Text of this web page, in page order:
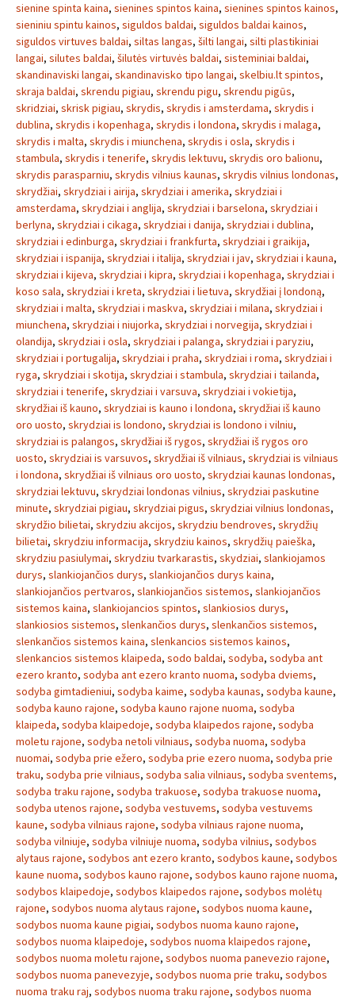
sienine spinta kaina, sienines spintos kaina, sienines spintos kainos,
sieniniu spintu kainos, siguldos baldai, siguldos baldai kainos,
siguldos virtuves baldai, siltas langas, šilti langai, silti plastikiniai
langai, silutes baldai, šilutės virtuvės baldai, sisteminiai baldai,
skandinaviski langai, skandinavisko tipo langai, skelbiu.lt spintos,
skraja baldai, skrendu pigiau, skrendu pigu, skrendu pigūs,
skridziai, skrisk pigiau, skrydis, skrydis i amsterdama, skrydis i
dublina, skrydis i kopenhaga, skrydis i londona, skrydis i malaga,
skrydis i malta, skrydis i miunchena, skrydis i osla, skrydis i
stambula, skrydis i tenerife, skrydis lektuvu, skrydis oro balionu,
skrydis parasparniu, skrydis vilnius kaunas, skrydis vilnius londonas,
skrydžiai, skrydziai i airija, skrydziai i amerika, skrydziai i
amsterdama, skrydziai i anglija, skrydziai i barselona, skrydziai i
berlyna, skrydziai i cikaga, skrydziai i danija, skrydziai i dublina,
skrydziai i edinburga, skrydziai i frankfurta, skrydziai i graikija,
skrydziai i ispanija, skrydziai i italija, skrydziai i jav, skrydziai i kauna,
skrydziai i kijeva, skrydziai i kipra, skrydziai i kopenhaga, skrydziai i
koso sala, skrydziai i kreta, skrydziai i lietuva, skrydžiai į londoną,
skrydziai i malta, skrydziai i maskva, skrydziai i milana, skrydziai i
miunchena, skrydziai i niujorka, skrydziai i norvegija, skrydziai i
olandija, skrydziai i osla, skrydziai i palanga, skrydziai i paryziu,
skrydziai i portugalija, skrydziai i praha, skrydziai i roma, skrydziai i
ryga, skrydziai i skotija, skrydziai i stambula, skrydziai i tailanda,
skrydziai i tenerife, skrydziai i varsuva, skrydziai i vokietija,
skrydžiai iš kauno, skrydziai is kauno i londona, skrydžiai iš kauno
oro uosto, skrydziai is londono, skrydziai is londono i vilniu,
skrydziai is palangos, skrydžiai iš rygos, skrydžiai iš rygos oro
uosto, skrydziai is varsuvos, skrydžiai iš vilniaus, skrydziai is vilniaus
i londona, skrydžiai iš vilniaus oro uosto, skrydziai kaunas londonas,
skrydziai lektuvu, skrydziai londonas vilnius, skrydziai paskutine
minute, skrydziai pigiau, skrydziai pigus, skrydziai vilnius londonas,
skrydžio bilietai, skrydziu akcijos, skrydziu bendroves, skrydžių
bilietai, skrydziu informacija, skrydziu kainos, skrydžių paieška,
skrydziu pasiulymai, skrydziu tvarkarastis, skydziai, slankiojamos
durys, slankiojančios durys, slankiojančios durys kaina,
slankiojančios pertvaros, slankiojančios sistemos, slankiojančios
sistemos kaina, slankiojancios spintos, slankiosios durys,
slankiosios sistemos, slenkančios durys, slenkančios sistemos,
slenkančios sistemos kaina, slenkancios sistemos kainos,
slenkancios sistemos klaipeda, sodo baldai, sodyba, sodyba ant
ezero kranto, sodyba ant ezero kranto nuoma, sodyba dviems,
sodyba gimtadieniui, sodyba kaime, sodyba kaunas, sodyba kaune,
sodyba kauno rajone, sodyba kauno rajone nuoma, sodyba
klaipeda, sodyba klaipedoje, sodyba klaipedos rajone, sodyba
moletu rajone, sodyba netoli vilniaus, sodyba nuoma, sodyba
nuomai, sodyba prie ežero, sodyba prie ezero nuoma, sodyba prie
traku, sodyba prie vilniaus, sodyba salia vilniaus, sodyba sventems,
sodyba traku rajone, sodyba trakuose, sodyba trakuose nuoma,
sodyba utenos rajone, sodyba vestuvems, sodyba vestuvems
kaune, sodyba vilniaus rajone, sodyba vilniaus rajone nuoma,
sodyba vilniuje, sodyba vilniuje nuoma, sodyba vilnius, sodybos
alytaus rajone, sodybos ant ezero kranto, sodybos kaune, sodybos
kaune nuoma, sodybos kauno rajone, sodybos kauno rajone nuoma,
sodybos klaipedoje, sodybos klaipedos rajone, sodybos molėtų
rajone, sodybos nuoma alytaus rajone, sodybos nuoma kaune,
sodybos nuoma kaune pigiai, sodybos nuoma kauno rajone,
sodybos nuoma klaipedoje, sodybos nuoma klaipedos rajone,
sodybos nuoma moletu rajone, sodybos nuoma panevezio rajone,
sodybos nuoma panevezyje, sodybos nuoma prie traku, sodybos
nuoma traku raj, sodybos nuoma traku rajone, sodybos nuoma